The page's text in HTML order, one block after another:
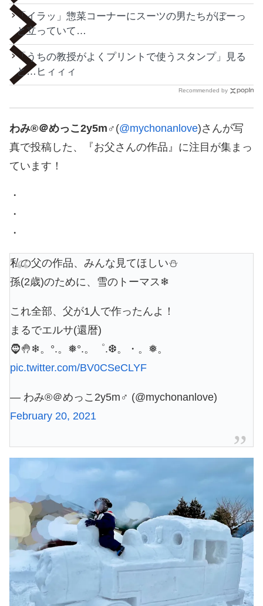
「イラッ」惣菜コーナーにスーツの男たちがぼーっ
と立っていて…
「うちの教授がよくプリントで使うスタンプ」見る
と…ヒィィィ
Recommended by
わみ®＠めっこ2y5m♂ (@mychonanlove)さんが写
真で投稿した、『お父さんの作品』に注目が集まっ
ています！
・
・
・
私の父の作品、みんな見てほしい⛄
孫(2歳)のために、雪のトーマス❄
これ全部、父が1人で作ったんよ！
まるでエルサ(還暦)
🧔🤚❄。°.。❅°.。゜.❆。・。❅。
pic.twitter.com/BV0CSeCLYF
— わみ®＠めっこ2y5m♂ (@mychonanlove)
February 20, 2021